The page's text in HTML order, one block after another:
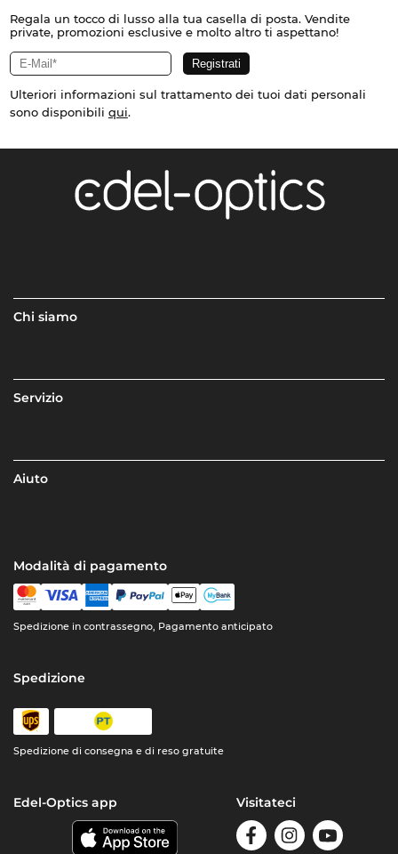
Regala un tocco di lusso alla tua casella di posta. Vendite
private, promozioni esclusive e molto altro ti aspettano!
Ulteriori informazioni sul trattamento dei tuoi dati personali
sono disponibili qui.
Chi siamo
Servizio
Aiuto
Modalità di pagamento
Spedizione in contrassegno, Pagamento anticipato
Spedizione
Spedizione di consegna e di reso gratuite
Edel-Optics app Visitateci